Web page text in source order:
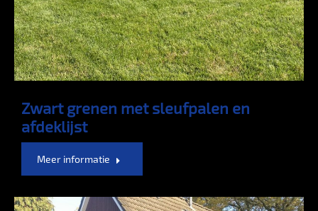
Zwart grenen met sleufpalen en
afdeklijst
Meer informatie